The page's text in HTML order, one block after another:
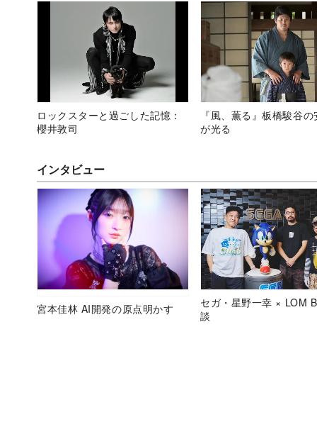
ロックスターと過ごした記憶：
櫻井敦司
『風、薫る』板橋駿谷
が光る
インタビュー
宮本佳林 AI開発の原点明かす
セガ・星野一幸 × LOM
談